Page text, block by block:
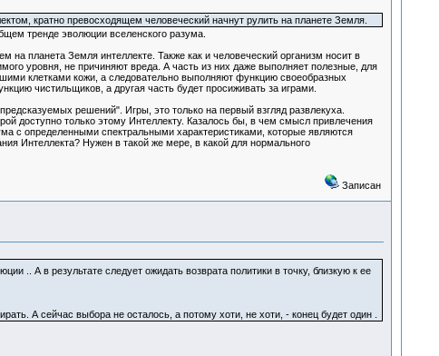
кратно превосходящем человеческий начнут рулить на планете Земля.
тренде эволюции вселенского разума.
на планета Земля интеллекте. Также как и человеческий организм носит в
уровня, не причиняют вреда. А часть из них даже выполняет полезные, для
клетками кожи, а следовательно выполняют функцию своеобразных
чистильщиков, а другая часть будет просиживать за играми.
решений". Игры, это только на первый взгляд развлекуха.
доступно только этому Интеллекту. Казалось бы, в чем смысл привлечения
с определенными спектральными характеристиками, которые являются
Интеллекта? Нужен в такой же мере, в какой для нормального
Записан
.. А в результате следует ожидать возврата политики в точку, близкую к ее
А сейчас выбора не осталось, а потому хоти, не хоти, - конец будет один .